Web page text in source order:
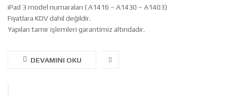
iPad 3 model numaraları ( A1416 – A1430 – A1403)
Fiyatlara KDV dahil değildir.
Yapılan tamir işlemleri garantimiz altındadır.
DEVAMINI OKU